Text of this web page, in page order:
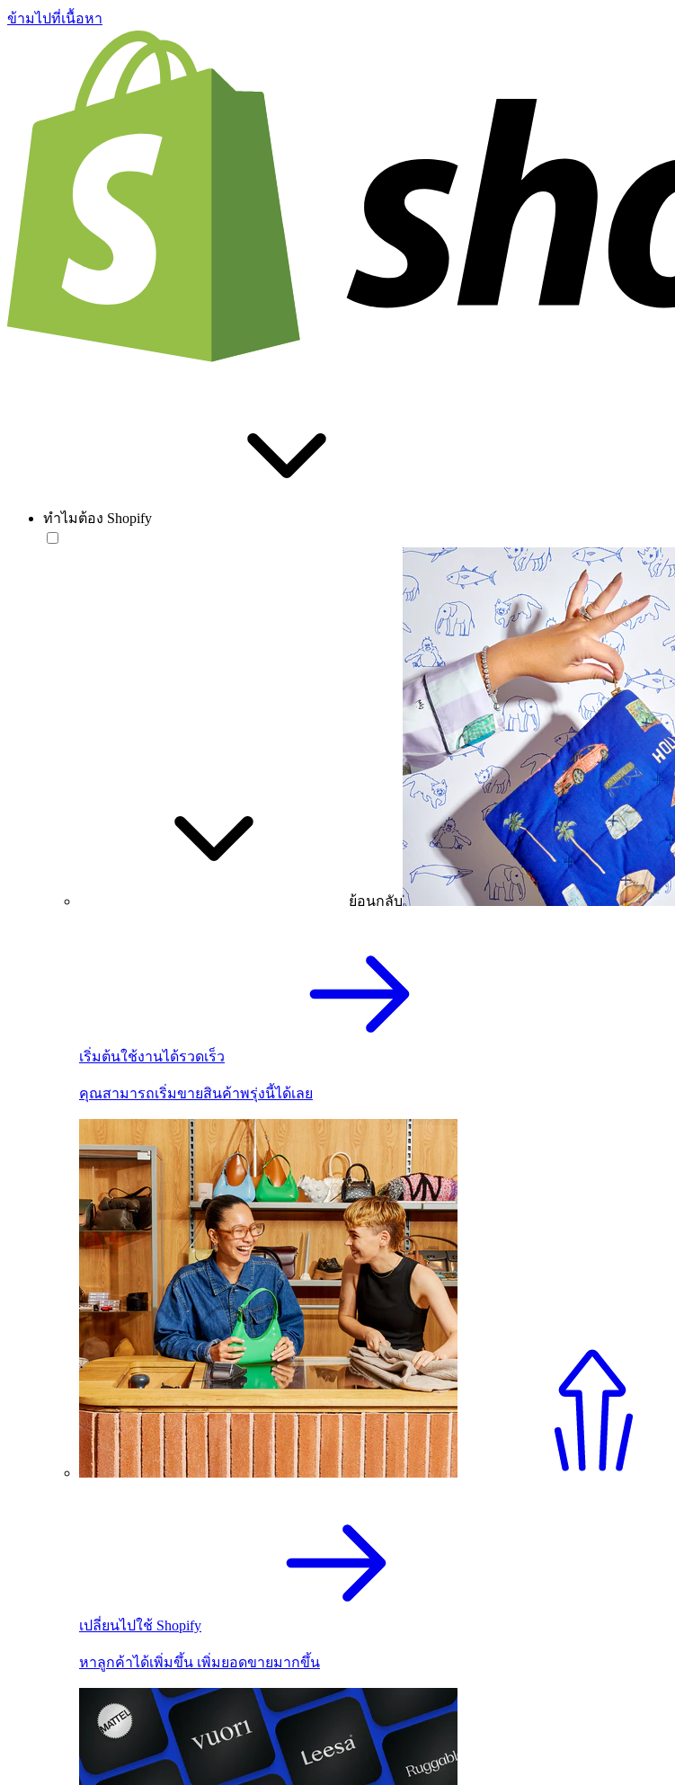
ข้ามไปที่เนื้อหา
ทำไมต้อง Shopify
ย้อนกลับ
เริ่มต้นใช้งานได้รวดเร็ว
คุณสามารถเริ่มขายสินค้าพรุ่งนี้ได้เลย
เปลี่ยนไปใช้ Shopify
หาลูกค้าได้เพิ่มขึ้น เพิ่มยอดขายมากขึ้น